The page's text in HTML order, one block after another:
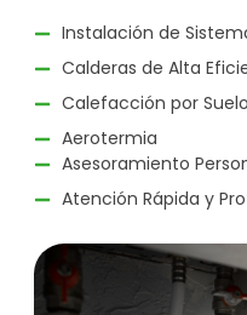
Instalación de
Calderas de Alta
Calefacción por
Aerotermia
Asesoramiento
Atención Rápida y